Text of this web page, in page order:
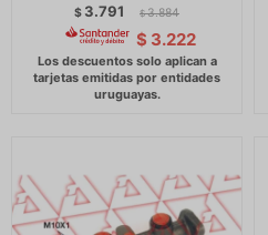
$ 3.791 $ 3.884
$ 3.222